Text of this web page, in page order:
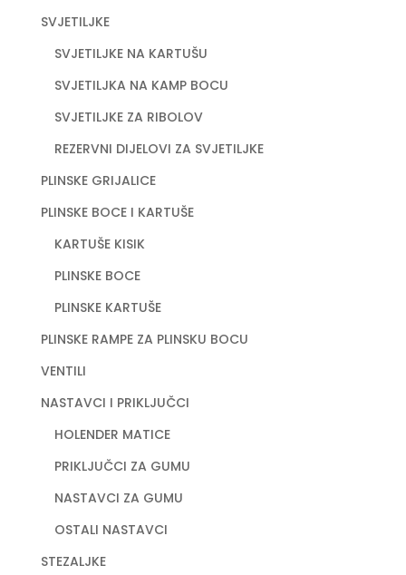
SVJETILJKE
SVJETILJKE NA KARTUŠU
SVJETILJKA NA KAMP BOCU
SVJETILJKE ZA RIBOLOV
REZERVNI DIJELOVI ZA SVJETILJKE
PLINSKE GRIJALICE
PLINSKE BOCE I KARTUŠE
KARTUŠE KISIK
PLINSKE BOCE
PLINSKE KARTUŠE
PLINSKE RAMPE ZA PLINSKU BOCU
VENTILI
NASTAVCI I PRIKLJUČCI
HOLENDER MATICE
PRIKLJUČCI ZA GUMU
NASTAVCI ZA GUMU
OSTALI NASTAVCI
STEZALJKE